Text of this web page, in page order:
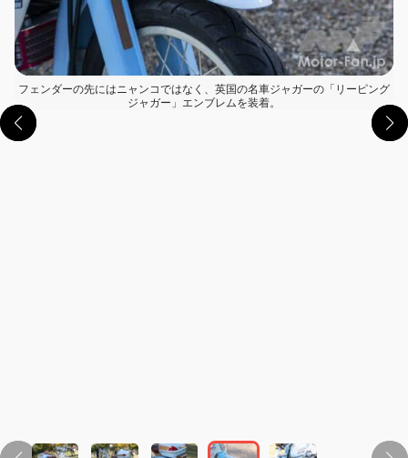
フェンダーの先にはニャンコではなく、英国の名車ジャガーの「リーピング
ジャガー」エンブレムを装着。